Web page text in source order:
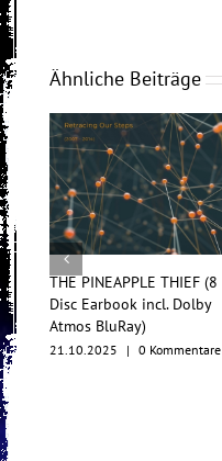
Ähnliche Beiträge
THE PINEAPPLE THIEF (8
Disc Earbook incl. Dolby
Atmos BluRay)
21.10.2025 | 0 Kommentare